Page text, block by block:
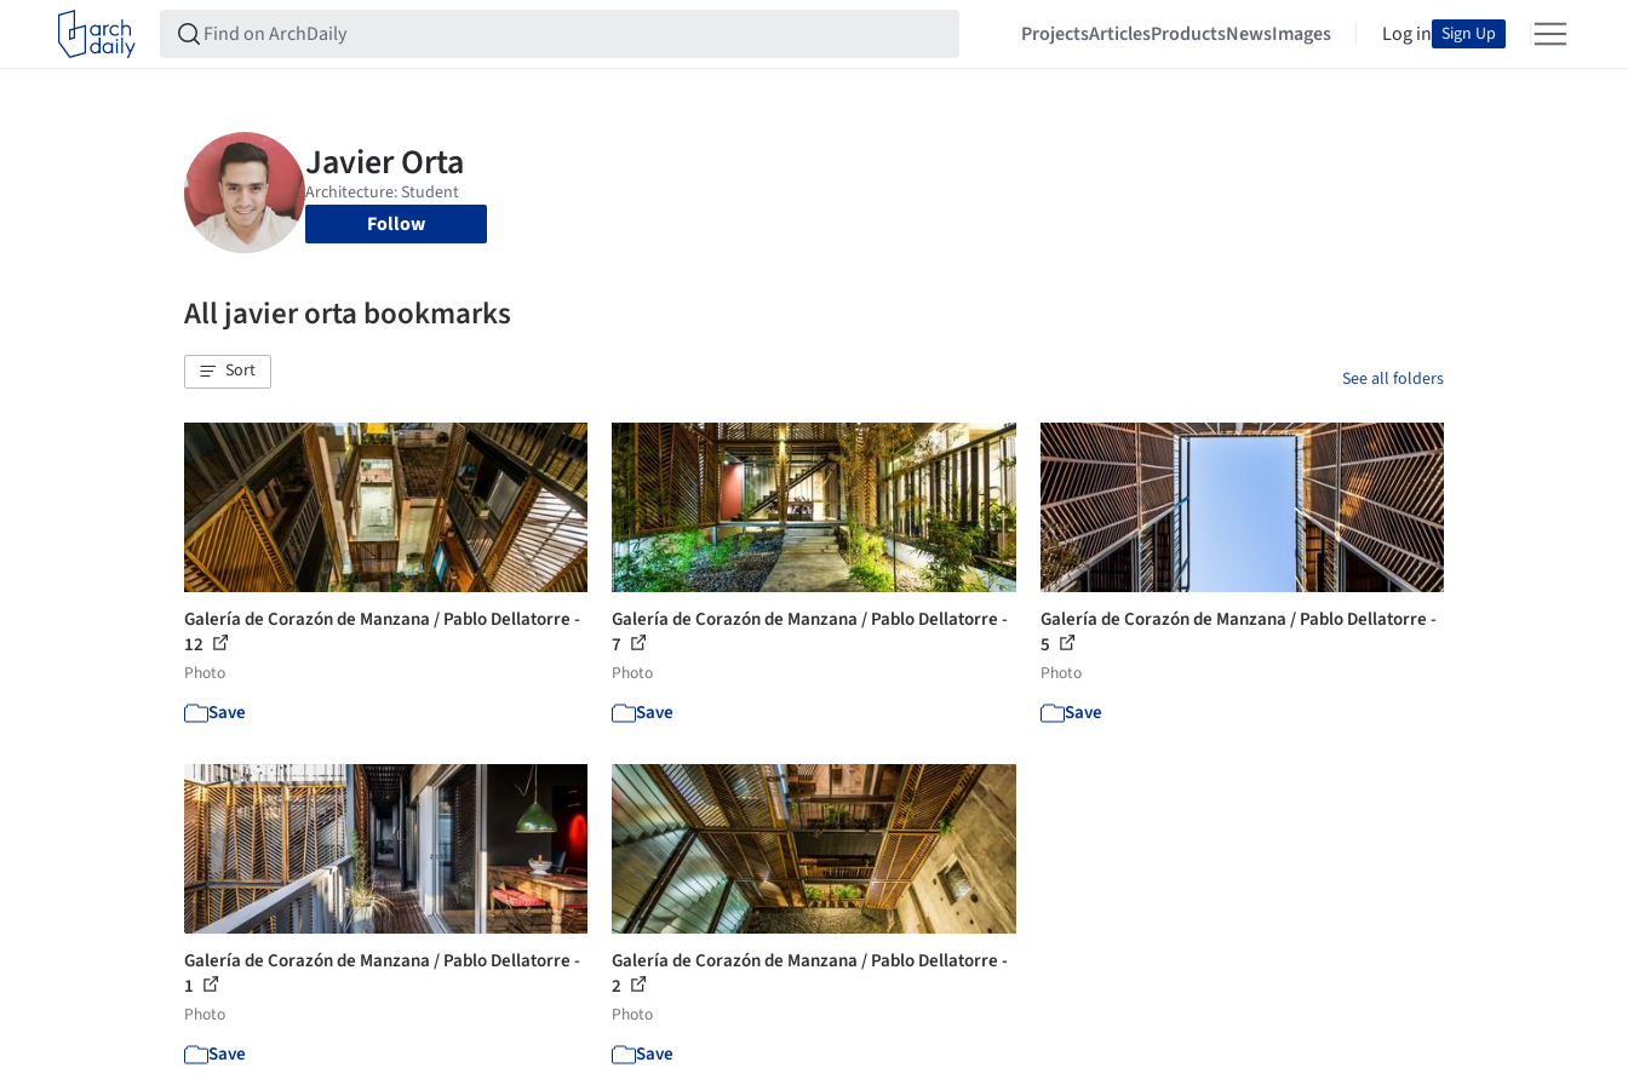
ProjectsArticlesProductsNewsImages Log in Sign Up
Follow
All javier orta bookmarks
Sort See all folders
Galería de Corazón de Manzana / Pablo Dellatorre -
12
Photo
Save
Galería de Corazón de Manzana / Pablo Dellatorre -
7
Photo
Save
Galería de Corazón de Manzana / Pablo Dellatorre -
5
Photo
Save
Galería de Corazón de Manzana / Pablo Dellatorre -
1
Photo
Save
Galería de Corazón de Manzana / Pablo Dellatorre -
2
Photo
Save